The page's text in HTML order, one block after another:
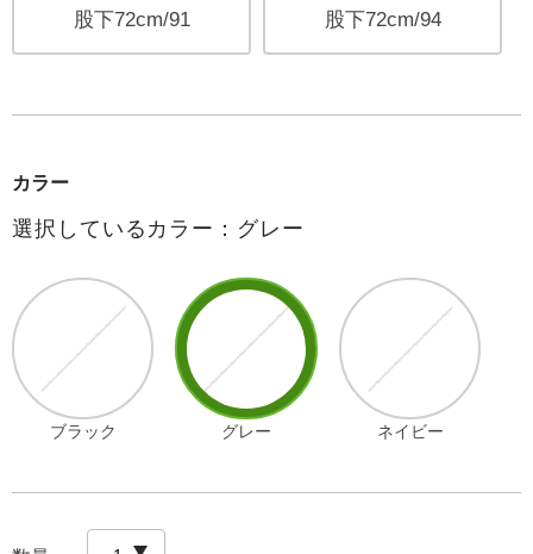
股下72cm/91 股下72cm/94
カラー
選択しているカラー：グレー
ブラック グレー ネイビー